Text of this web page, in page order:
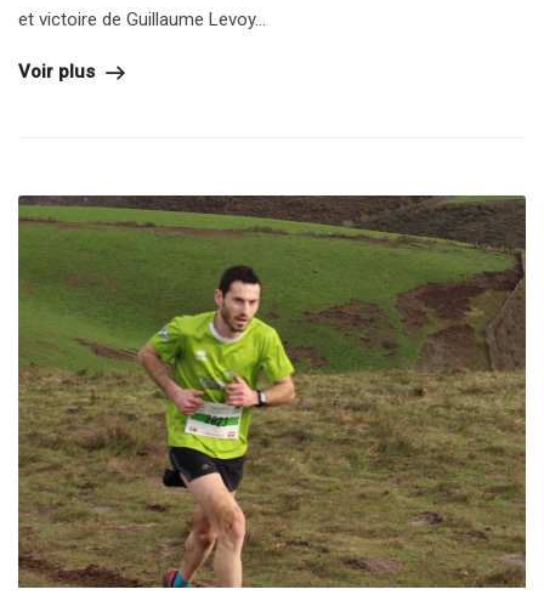
et victoire de Guillaume Levoy...
Voir plus